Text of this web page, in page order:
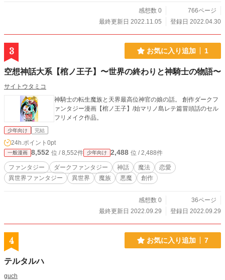
感想数 0
766ページ
最終更新日 2022.11.05
登録日 2022.04.30
3 お気に入り追加 1
空想神話大系【棺ノ王子】〜世界の終わりと神騎士の物語〜
サイトウタミコ
神騎士の転生魔族と天界最高位神官の娘の話。 創作ダークフ
ァンタジー漫画【棺ノ王子】/始マリノ島レテ篇冒頭話のセル
フリメイク作品。
少年向け 完結
24h.ポイント 0pt
一般漫画 8,552 位 / 8,552件 少年向け 2,488 位 / 2,488件
ファンタジー ダークファンタジー 神話 魔法
恋愛
異世界ファンタジー
異世界 魔族 悪魔 創作
感想数 0
36ページ
最終更新日 2022.09.29
登録日 2022.09.29
4 お気に入り追加 7
テルタルハ
guch